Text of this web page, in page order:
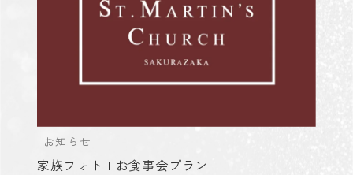
お知らせ
家族フォト+お食事会プラン